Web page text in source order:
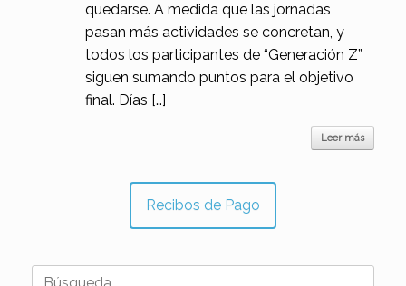
quedarse. A medida que las jornadas
pasan más actividades se concretan, y
todos los participantes de “Generación Z”
siguen sumando puntos para el objetivo
final. Días […]
Leer más
Recibos de Pago
Buscar: